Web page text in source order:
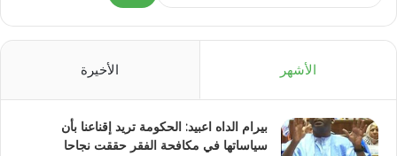
الأشهر الأخيرة
بيرام الداه اعبيد: الحكومة تريد إقناعنا بأن
سياساتها في مكافحة الفقر حققت نجاحا